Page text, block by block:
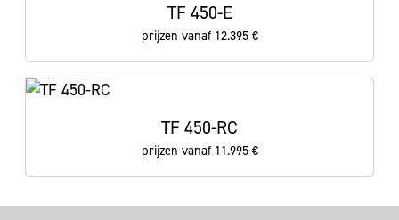
TF 450-E
prijzen vanaf 12.395 €
TF 450-RC
prijzen vanaf 11.995 €